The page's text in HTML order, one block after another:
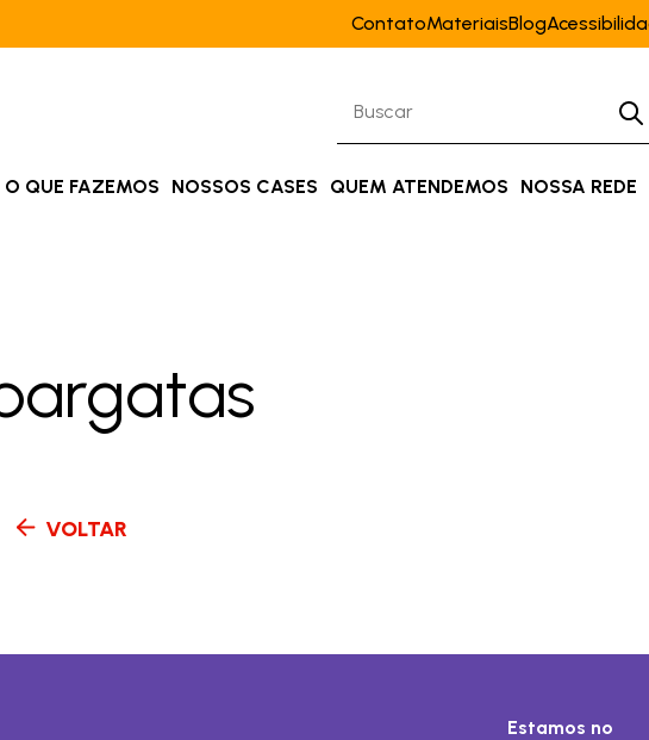
ContatoMateriaisBlog
O QUE FAZEMOS NOSSOS CASES QUEM ATENDEMOS NOSSA REDE
VOLTAR
Estamos no